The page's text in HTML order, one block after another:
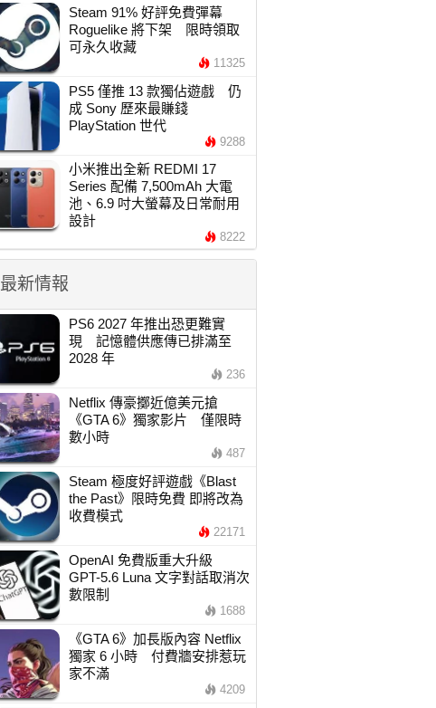
Steam 91% 好評免費彈幕
Roguelike 將下架 限時領取
可永久收藏
11325
PS5 僅推 13 款獨佔遊戲 仍
成 Sony 歷來最賺錢
PlayStation 世代
9288
小米推出全新 REDMI 17
Series 配備 7,500mAh 大電
池、6.9 吋大螢幕及日常耐用
設計
8222
最新情報
PS6 2027 年推出恐更難實
現 記憶體供應傳已排滿至
2028 年
236
Netflix 傳豪擲近億美元搶
《GTA 6》獨家影片 僅限時
數小時
487
Steam 極度好評遊戲《Blast
the Past》限時免費 即將改為
收費模式
22171
OpenAI 免費版重大升級
GPT-5.6 Luna 文字對話取消次
數限制
1688
《GTA 6》加長版內容 Netflix
獨家 6 小時 付費牆安排惹玩
家不滿
4209